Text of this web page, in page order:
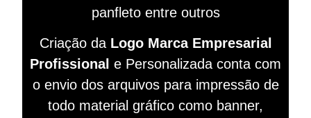
panfleto entre outros
Criação da Logo Marca Empresarial
Profissional e Personalizada conta com
o envio dos arquivos para impressão de
todo material gráfico como banner,